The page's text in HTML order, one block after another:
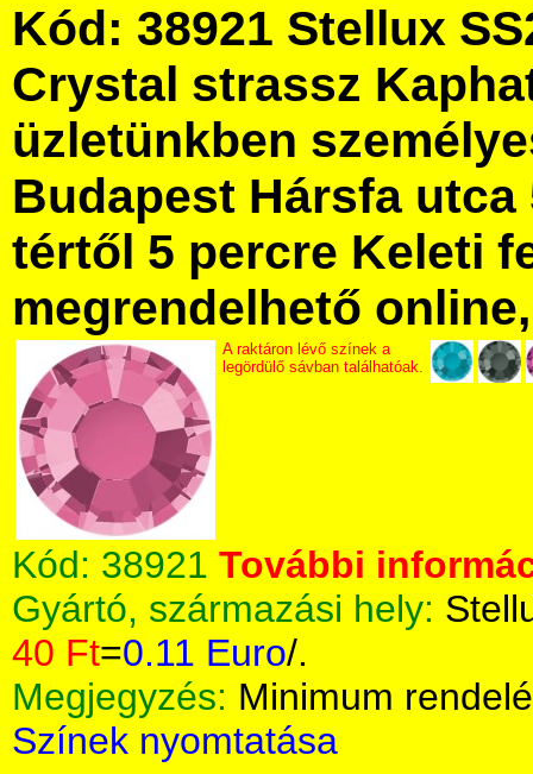
Kód: 38921 Stellux
Crystal strassz
üzletünkben
Budapest Hársfa utca
tértől 5 percre Keleti
megrendelhető
A raktáron lévő színek a
legördülő sávban találhatóak.
Kód: 38921 További
Gyártó, származási hely:
40 Ft=0.11 Euro/.
Megjegyzés: Minimum
Színek nyomtatása